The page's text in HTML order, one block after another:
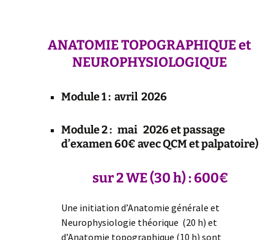
ANATOMIE TOPOGRAPHIQUE et
NEUROPHYSIOLOGIQUE
Module 1 : avril 2026
Module 2 : mai 2026 et passage
d’examen 60€ avec QCM et palpatoire)
sur 2 WE (30 h) : 600€
Une initiation d’Anatomie générale et
Neurophysiologie théorique (20 h) et
d’Anatomie topographique (10 h) sont